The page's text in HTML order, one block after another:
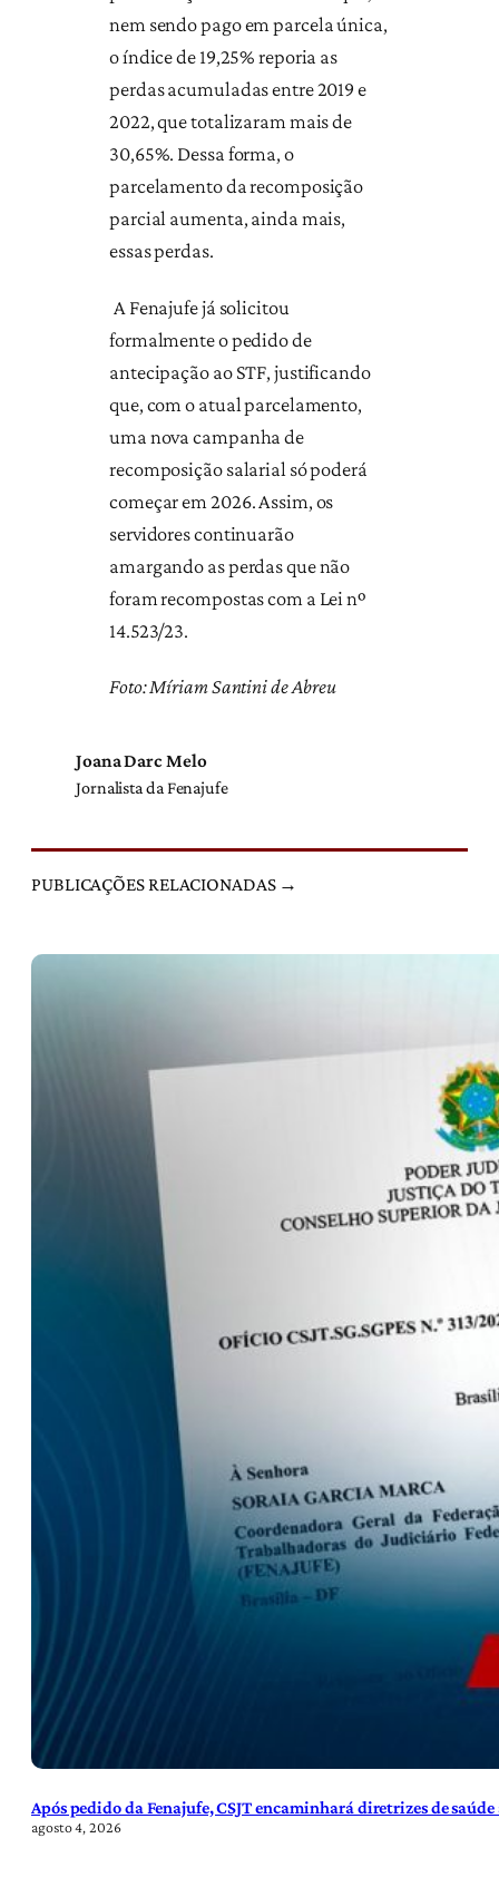
nem sendo pago em parcela única,
o índice de 19,25% reporia as
perdas acumuladas entre 2019 e
2022, que totalizaram mais de
30,65%. Dessa forma, o
parcelamento da recomposição
parcial aumenta, ainda mais,
essas perdas.
A Fenajufe já solicitou
formalmente o pedido de
antecipação ao STF, justificando
que, com o atual parcelamento,
uma nova campanha de
recomposição salarial só poderá
começar em 2026. Assim, os
servidores continuarão
amargando as perdas que não
foram recompostas com a Lei nº
14.523/23.
Foto: Míriam Santini de Abreu
Joana Darc Melo
Jornalista da Fenajufe
PUBLICAÇÕES RELACIONADAS →
Após pedido da Fenajufe, CSJT encaminhará diretrizes de
agosto 4, 2026